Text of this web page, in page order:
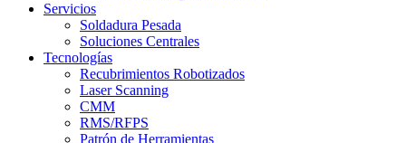
Servicios
Soldadura Pesada
Soluciones Centrales
Tecnologías
Recubrimientos Robotizados
Laser Scanning
CMM
RMS/RFPS
Patrón de Herramientas